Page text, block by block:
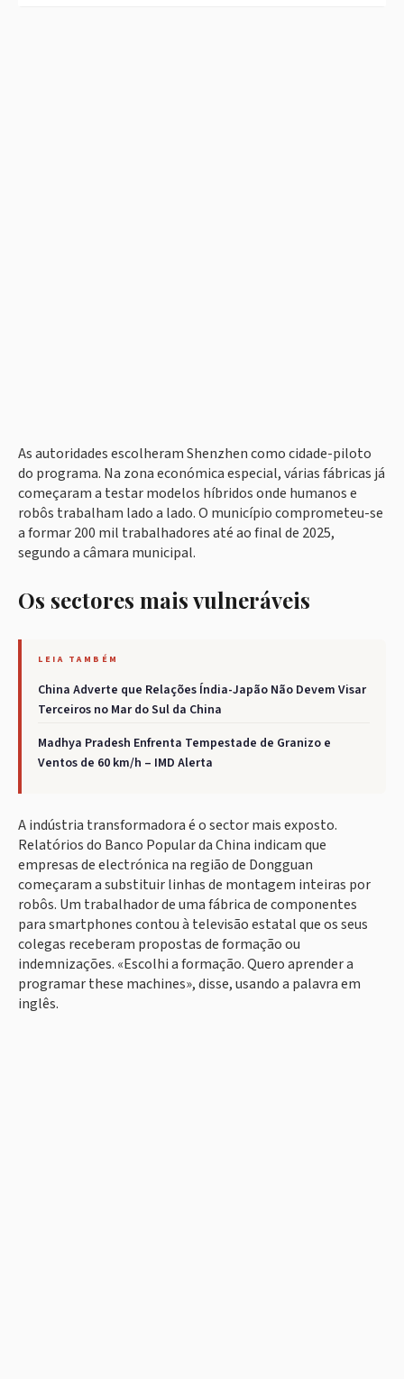
As autoridades escolheram Shenzhen como cidade-piloto
do programa. Na zona económica especial, várias fábricas já
começaram a testar modelos híbridos onde humanos e
robôs trabalham lado a lado. O município comprometeu-se
a formar 200 mil trabalhadores até ao final de 2025,
segundo a câmara municipal.
Os sectores mais vulneráveis
LEIA TAMBÉM
China Adverte que Relações Índia-Japão Não Devem Visar
Terceiros no Mar do Sul da China
Madhya Pradesh Enfrenta Tempestade de Granizo e
Ventos de 60 km/h – IMD Alerta
A indústria transformadora é o sector mais exposto.
Relatórios do Banco Popular da China indicam que
empresas de electrónica na região de Dongguan
começaram a substituir linhas de montagem inteiras por
robôs. Um trabalhador de uma fábrica de componentes
para smartphones contou à televisão estatal que os seus
colegas receberam propostas de formação ou
indemnizações. «Escolhi a formação. Quero aprender a
programar these machines», disse, usando a palavra em
inglês.